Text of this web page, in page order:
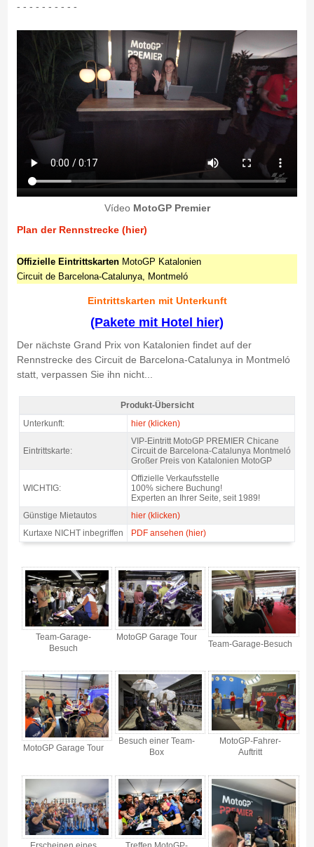
- - - - - - - - - -
Vídeo MotoGP Premier
Plan der Rennstrecke (hier)
Offizielle EintrittskartenMotoGP Katalonien
Circuit de Barcelona-Catalunya, Montmeló
Eintrittskarten mit Unterkunft
(Pakete mit Hotel hier)
Der nächste Grand Prix von Katalonien findet auf der
Rennstrecke des Circuit de Barcelona-Catalunya in Montmeló
statt, verpassen Sie ihn nicht...
MotoGP Premier Chicane Montmelo 2027 - Produkt-Übersicht
Produkt-Übersicht
Unterkunft:
hier (klicken)
Eintrittskarte:
VIP-Eintritt MotoGP PREMIER Chicane
Circuit de Barcelona-Catalunya Montmeló
Großer Preis von Katalonien MotoGP
WICHTIG:
Offizielle Verkaufsstelle
100% sichere Buchung!
Experten an Ihrer Seite, seit 1989!
Günstige Mietautos
hier (klicken)
Kurtaxe NICHT inbegriffen
PDF ansehen (hier)
Team-Garage-
Besuch
MotoGP Garage Tour
Team-Garage-Besuch
MotoGP Garage Tour
Besuch einer Team-
Box
MotoGP-Fahrer-
Auftritt